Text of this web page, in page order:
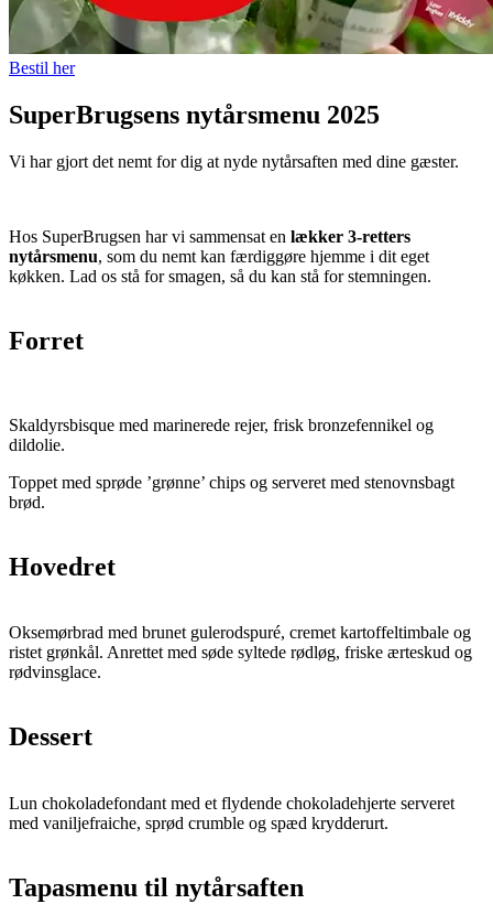
Bestil her
SuperBrugsens nytårsmenu 2025
Vi har gjort det nemt for dig at nyde nytårsaften med dine gæster.
Hos SuperBrugsen har vi sammensat en lækker 3-retters
nytårsmenu, som du nemt kan færdiggøre hjemme i dit eget
køkken. Lad os stå for smagen, så du kan stå for stemningen.
Forret
Skaldyrsbisque med marinerede rejer, frisk bronzefennikel og
dildolie.
Toppet med sprøde ’grønne’ chips og serveret med stenovnsbagt
brød.
Hovedret
Oksemørbrad med brunet gulerodspuré, cremet kartoffeltimbale og
ristet grønkål. Anrettet med søde syltede rødløg, friske ærteskud og
rødvinsglace.
Dessert
Lun chokoladefondant med et flydende chokoladehjerte serveret
med vaniljefraiche, sprød crumble og spæd krydderurt.
Tapasmenu til nytårsaften